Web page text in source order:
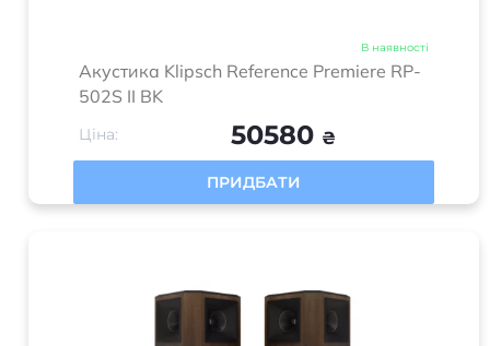
В наявності
Акустика Klipsch Reference Premiere RP-
502S II BK
Ціна: 50580 ₴
ПРИДБАТИ